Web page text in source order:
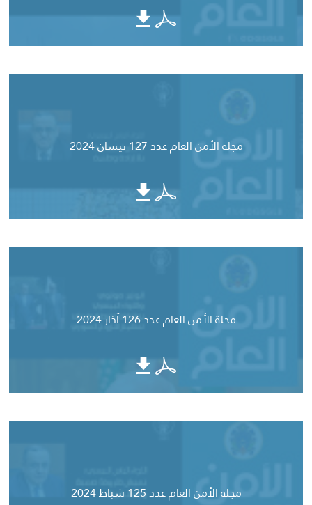
مجلة الأمن العام عدد 127 نيسان 2024
مجلة الأمن العام عدد 126 آذار 2024
مجلة الأمن العام عدد 125 شباط 2024